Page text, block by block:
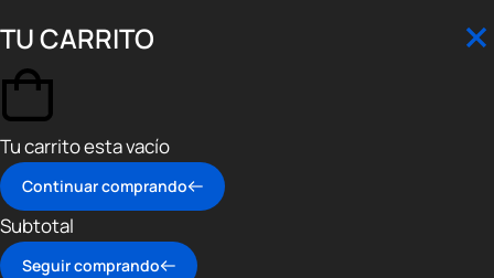
TU CARRITO
Tu carrito esta vacío
Continuar comprando
Subtotal
Seguir comprando